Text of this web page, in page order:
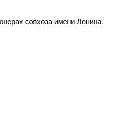
совхоза имени Ленина.